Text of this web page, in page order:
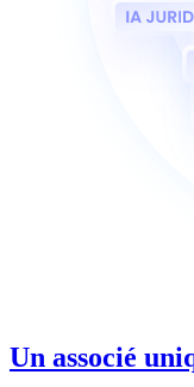
Un associé